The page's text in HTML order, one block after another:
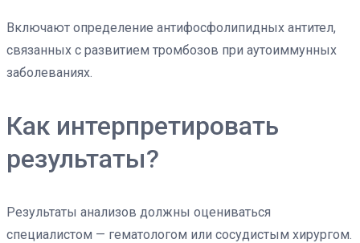
Включают определение антифосфолипидных антител,
связанных с развитием тромбозов при аутоиммунных
заболеваниях.
Как интерпретировать
результаты?
Результаты анализов должны оцениваться
специалистом — гематологом или сосудистым хирургом.